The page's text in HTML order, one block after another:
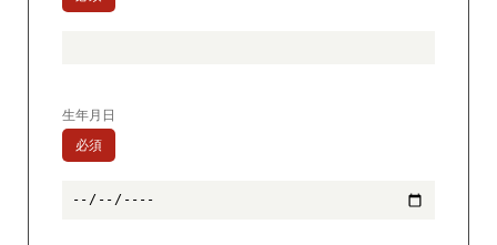
生年月日
必須